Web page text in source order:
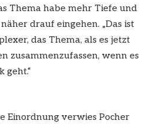
Thema habe mehr Tiefe und
drauf eingehen. „Das ist
das Thema, als es jetzt
zusammenzufassen, wenn es
geht.“
Einordnung verwies Pocher